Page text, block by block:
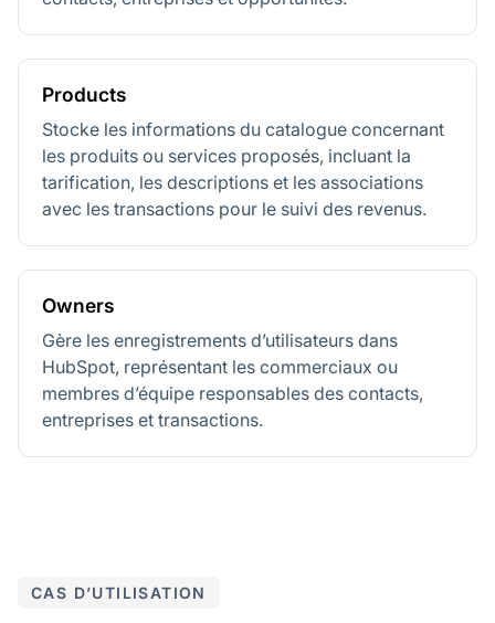
Products
Stocke les informations du catalogue concernant
les produits ou services proposés, incluant la
tarification, les descriptions et les associations
avec les transactions pour le suivi des revenus.
Owners
Gère les enregistrements d’utilisateurs dans
HubSpot, représentant les commerciaux ou
membres d’équipe responsables des contacts,
entreprises et transactions.
CAS D’UTILISATION